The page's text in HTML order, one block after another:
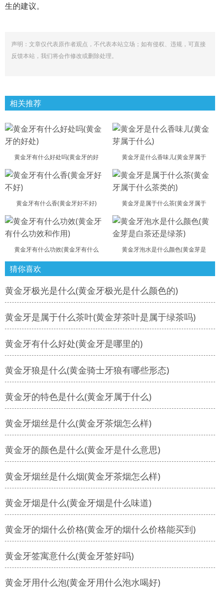
生的建议。
声明：文章仅代表原作者观点，不代表本站立场；如有侵权、违规，可直接
反馈本站，我们将会作修改或删除处理。
相关推荐
黄金牙有什么好处吗(黄金牙的好 黄金牙是什么香味儿(黄金芽属于
黄金牙有什么香(黄金牙好不好) 黄金牙是属于什么茶(黄金牙属于
黄金牙有什么功效(黄金牙有什么 黄金牙泡水是什么颜色(黄金芽是
猜你喜欢
黄金牙极光是什么(黄金牙极光是什么颜色的)
黄金牙是属于什么茶叶(黄金芽茶叶是属于绿茶吗)
黄金牙有什么好处(黄金牙是哪里的)
黄金牙狼是什么(黄金骑士牙狼有哪些形态)
黄金牙的特色是什么(黄金牙属于什么)
黄金牙烟丝是什么(黄金牙茶烟怎么样)
黄金牙的颜色是什么(黄金牙是什么意思)
黄金牙烟丝是什么烟(黄金牙茶烟怎么样)
黄金牙烟是什么(黄金牙烟是什么味道)
黄金牙的烟什么价格(黄金牙的烟什么价格能买到)
黄金牙签寓意什么(黄金牙签好吗)
黄金牙用什么泡(黄金牙用什么泡水喝好)